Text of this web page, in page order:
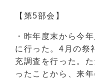
【第5部会】
・昨年度末から今
に行った。4月の祭
充調査を行った。
ったことから、来